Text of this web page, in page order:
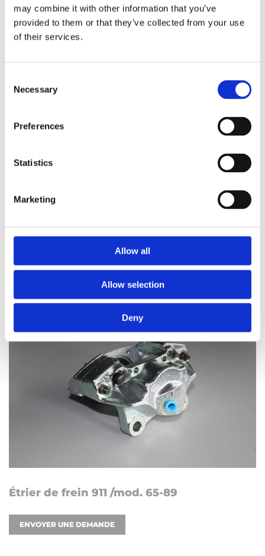
may combine it with other information that you’ve
provided to them or that they’ve collected from your use
of their services.
Selection
Necessary
Preferences
Statistics
Marketing
Allow all
Allow selection
Deny
Étrier de frein 911 /mod. 65-89
ENVOYER UNE DEMANDE